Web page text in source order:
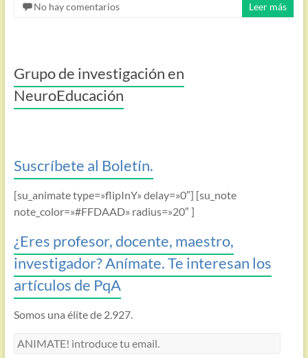
No hay comentarios
Leer más
Grupo de investigación en
NeuroEducación
Suscríbete al Boletín.
[su_animate type=»flipInY» delay=»0″] [su_note
note_color=»#FFDAAD» radius=»20″ ]
¿Eres profesor, docente, maestro,
investigador? Anímate. Te interesan los
artículos de PqA
Somos una élite de 2.927.
ANIMATE!